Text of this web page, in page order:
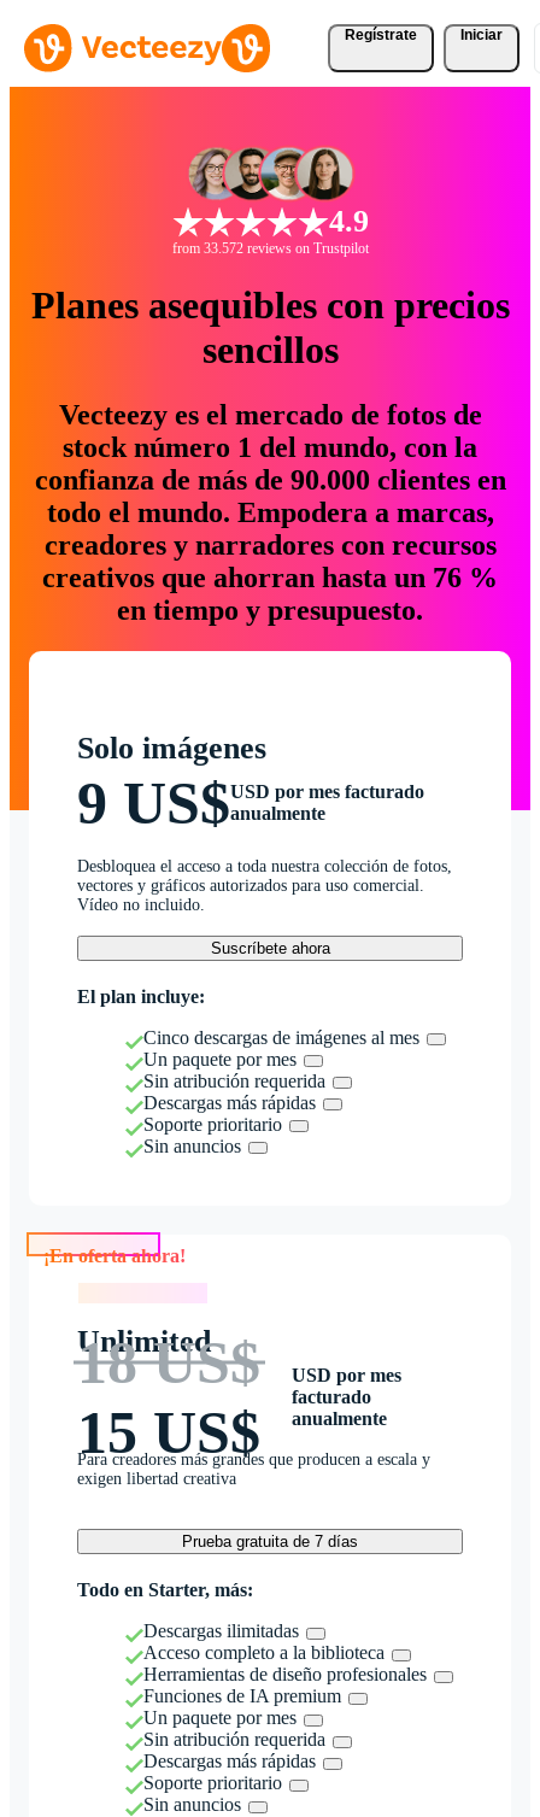
Regístrate Iniciar
4.9
from 33.572 reviews on Trustpilot
Planes asequibles con precios
sencillos
Vecteezy es el mercado de fotos de
stock número 1 del mundo, con la
confianza de más de 90.000 clientes en
todo el mundo. Empodera a marcas,
creadores y narradores con recursos
creativos que ahorran hasta un 76 %
en tiempo y presupuesto.
Solo imágenes
9 US$USD por mes facturado
anualmente
Desbloquea el acceso a toda nuestra colección de fotos,
vectores y gráficos autorizados para uso comercial.
Vídeo no incluido.
Suscríbete ahora
El plan incluye:
Cinco descargas de imágenes al mes
Un paquete por mes
Sin atribución requerida
Descargas más rápidas
Soporte prioritario
Sin anuncios
Unlimited
18 US$
15 US$
USD por mes
facturado
anualmente
Para creadores más grandes que producen a escala y
exigen libertad creativa
Prueba gratuita de 7 días
Todo en Starter, más:
Descargas ilimitadas
Acceso completo a la biblioteca
Herramientas de diseño profesionales
Funciones de IA premium
Un paquete por mes
Sin atribución requerida
Descargas más rápidas
Soporte prioritario
Sin anuncios